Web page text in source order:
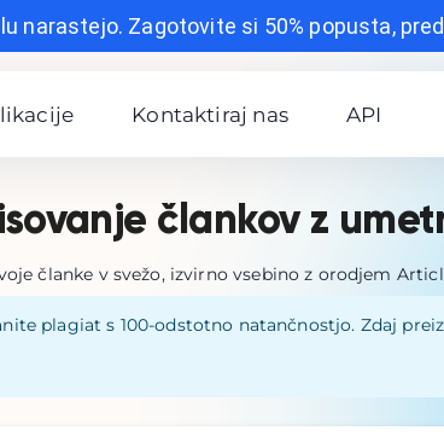
narastejo. Zagotovite si 50% popusta,
Kontaktiraj nas API
člankov z
članke v svežo, izvirno vsebino z orodjem
plagiat s 100-odstotno natančnostjo. Zdaj